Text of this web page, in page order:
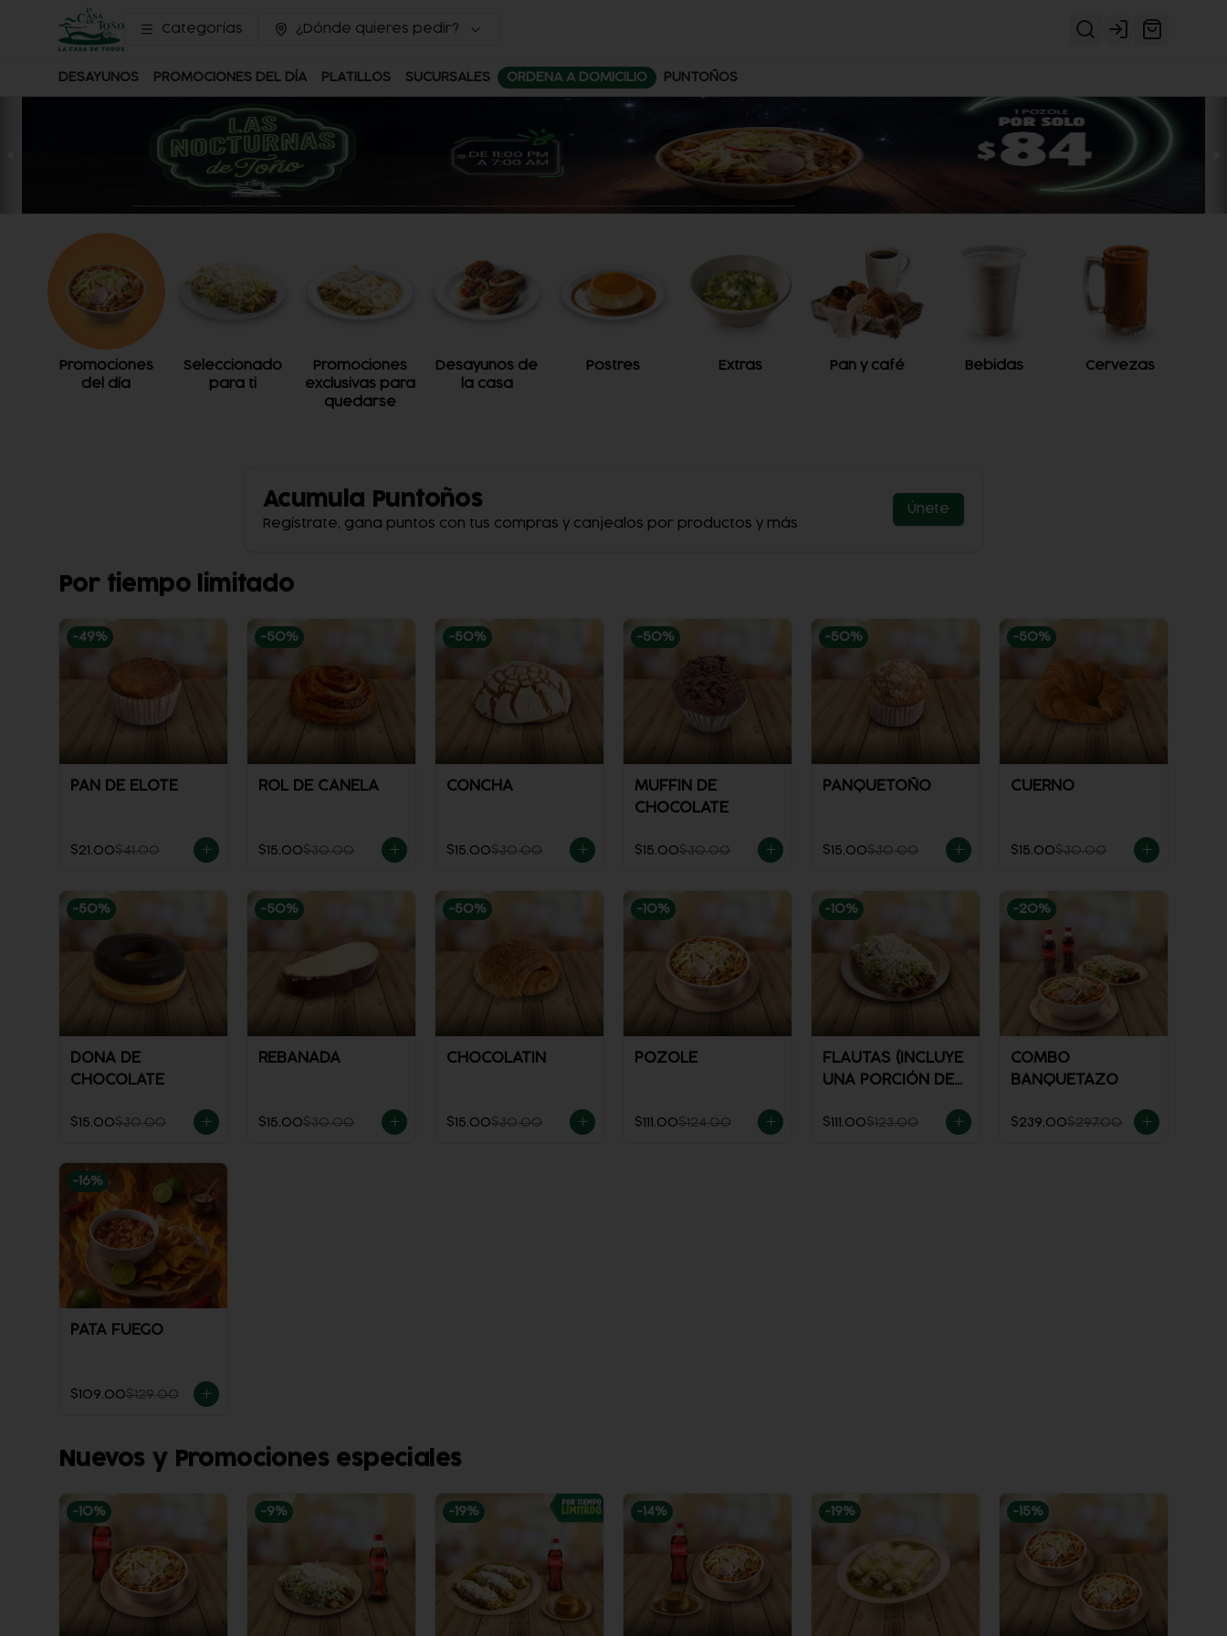
Categorías ¿Dónde quieres pedir?
Login
DESAYUNOS PROMOCIONES DEL DÍA PLATILLOS SUCURSALES ORDENA A DOMICILIO PUNTOÑOS
Promociones
del día
Seleccionado
para ti
Promociones
exclusivas para
quedarse
Desayunos de
la casa
Postres Extras Pan y café Bebidas Cervezas
Acumula Puntoños
Regístrate, gana puntos con tus compras y canjealos por productos y más
Únete
Por tiempo limitado
-49%
PAN DE ELOTE
$21.00$41.00
-50%
ROL DE CANELA
$15.00$30.00
-50%
CONCHA
$15.00$30.00
-50%
MUFFIN DE
CHOCOLATE
$15.00$30.00
-50%
PANQUETOÑO
$15.00$30.00
-50%
CUERNO
$15.00$30.00
-50%
DONA DE
CHOCOLATE
$15.00$30.00
-50%
REBANADA
$15.00$30.00
-50%
CHOCOLATIN
$15.00$30.00
-10%
POZOLE
$111.00$124.00
-10%
FLAUTAS (INCLUYE
UNA PORCIÓN DE
$111.00$123.00
-20%
COMBO
BANQUETAZO
$239.00$297.00
-16%
PATA FUEGO
$109.00$129.00
Nuevos y Promociones especiales
-10% -9% -19% -14% -19% -15%